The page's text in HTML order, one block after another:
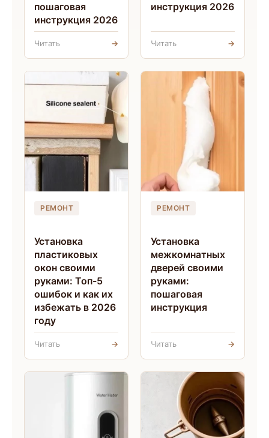
пошаговая
инструкция 2026
Читать →
инструкция 2026
Читать →
РЕМОНТ
Установка
пластиковых
окон своими
руками: Топ-5
ошибок и как их
избежать в 2026
году
Читать →
РЕМОНТ
Установка
межкомнатных
дверей своими
руками:
пошаговая
инструкция
Читать →